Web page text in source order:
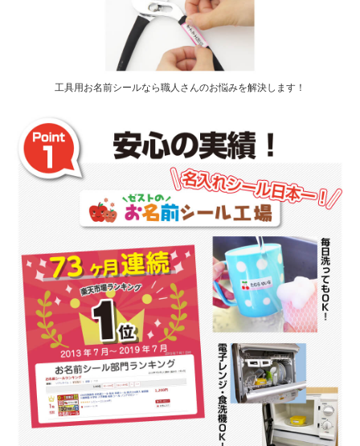
工具用お名前シールなら職人さんのお悩みを解決します！